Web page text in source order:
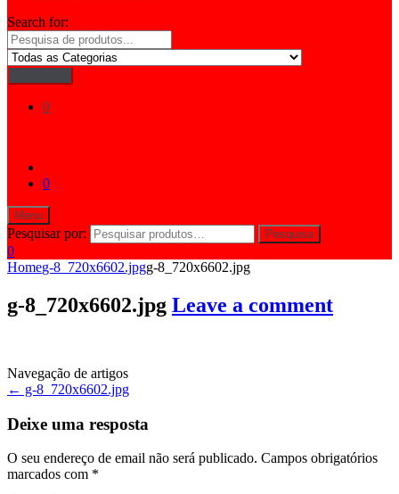
Search for:
0
0
Menu
Pesquisar por: Pesquisa
0
Homeg-8_720x6602.jpgg-8_720x6602.jpg
g-8_720x6602.jpg Leave a comment
Navegação de artigos
← g-8_720x6602.jpg
Deixe uma resposta
O seu endereço de email não será publicado. Campos obrigatórios
marcados com *